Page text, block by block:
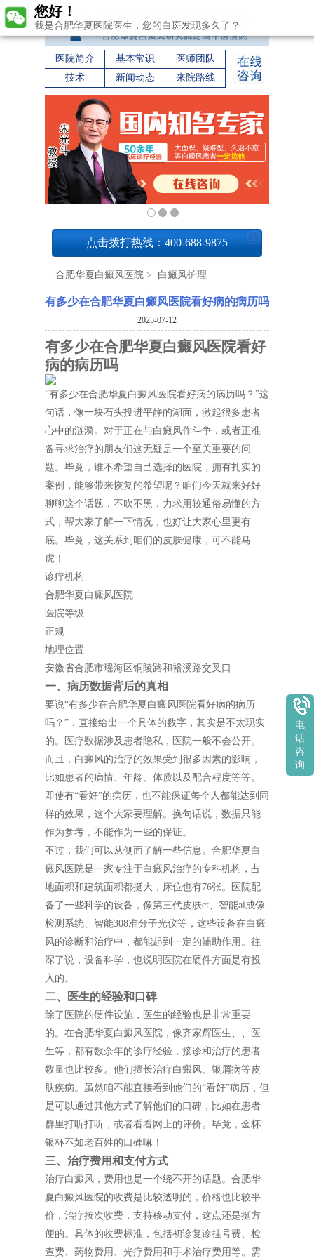
医院简介 基本常识
医师团队
技术
新闻动态 来院路线
点击拨打热线：400-688-9875
合肥华夏白癜风医院 > 白癜风护理
有多少在合肥华夏白癜风医院看好病的病历吗
2025-07-12
有多少在合肥华夏白癜风医院看好
病的病历吗
“有多少在合肥华夏白癜风医院看好病的病历吗？”这
句话，像一块石头投进平静的湖面，激起很多患者
心中的涟漪。对于正在与白癜风作斗争，或者正准
备寻求治疗的朋友们这无疑是一个至关重要的问
题。毕竟，谁不希望自己选择的医院，拥有扎实的
案例，能够带来恢复的希望呢？咱们今天就来好好
聊聊这个话题，不吹不黑，力求用较通俗易懂的方
式，帮大家了解一下情况，也好让大家心里更有
底。毕竟，这关系到咱们的皮肤健康，可不能马
虎！
诊疗机构
合肥华夏白癜风医院
医院等级
正规
地理位置
安徽省合肥市瑶海区铜陵路和裕溪路交叉口
一、病历数据背后的真相
要说“有多少在合肥华夏白癜风医院看好病的病历
吗？”，直接给出一个具体的数字，其实是不太现实
的。医疗数据涉及患者隐私，医院一般不会公开。
而且，白癜风的治疗的效果受到很多因素的影响，
比如患者的病情、年龄、体质以及配合程度等等。
即使有“看好”的病历，也不能保证每个人都能达到同
样的效果，这个大家要理解。换句话说，数据只能
作为参考，不能作为一些的保证。
不过，我们可以从侧面了解一些信息。合肥华夏白
癜风医院是一家专注于白癜风治疗的专科机构，占
地面积和建筑面积都挺大，床位也有76张。医院配
备了一些科学的设备，像第三代皮肤ct、智能ai成像
检测系统、智能308准分子光仪等，这些设备在白癜
风的诊断和治疗中，都能起到一定的辅助作用。往
深了说，设备科学，也说明医院在硬件方面是有投
入的。
二、医生的经验和口碑
除了医院的硬件设施，医生的经验也是非常重要
的。在合肥华夏白癜风医院，像齐家辉医生、、医
生等，都有数余年的诊疗经验，接诊和治疗的患者
数量也比较多。他们擅长治疗白癜风、银屑病等皮
肤疾病。虽然咱不能直接看到他们的“看好”病历，但
是可以通过其他方式了解他们的口碑，比如在患者
群里打听打听，或者看看网上的评价。毕竟，金杯
银杯不如老百姓的口碑嘛！
三、治疗费用和支付方式
治疗白癜风，费用也是一个绕不开的话题。合肥华
夏白癜风医院的收费是比较透明的，价格也比较平
价，治疗按次收费，支持移动支付，这点还是挺方
便的。具体的收费标准，包括初诊复诊挂号费、检
查费、药物费用、光疗费用和手术治疗费用等。需
您好！
我是合肥华夏医院医生，您的白斑发现多久了？
电
话
咨
询